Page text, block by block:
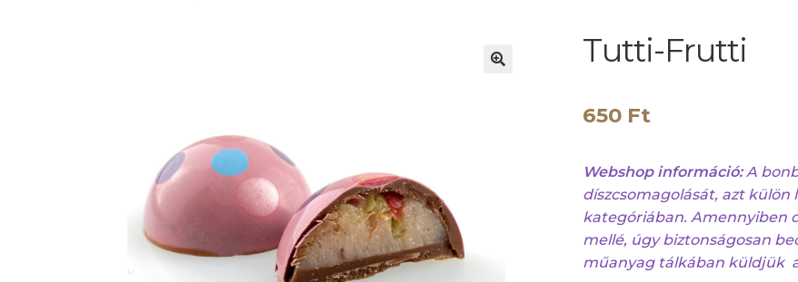
Tutti-Frutti
650 Ft
Webshop információ:A
díszcsomagolását, azt
kategóriában. Amennyiben
mellé, úgy biztonságosan
műanyag tálkában küldjük